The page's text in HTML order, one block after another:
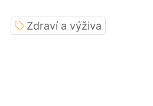
Zdraví a výživa